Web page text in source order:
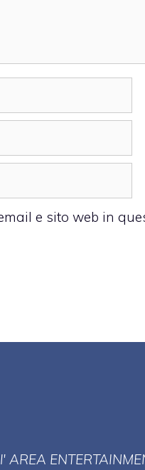
e sito web in
AREA ENTERT